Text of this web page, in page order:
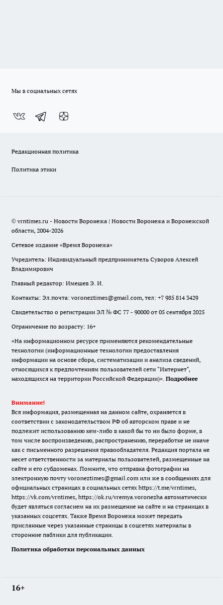
Мы в социальных сетях
Редакционная политика
Политика этики
© vrntimes.ru - Новости Воронежа | Новости Воронежа и Воронежской
области, 2004-2026
Сетевое издание «Время Воронежа»
Учредитель: Индивидуальный предприниматель Суворов Алексей
Владимирович
Главный редактор: Имешев Э. И.
Контакты: Эл.почта: voroneztimes@gmail.com, тел: +7 985 814 3429
Свидетельство о регистрации ЭЛ № ФС 77 - 90000 от 05 сентября 2025
Ограничение по возрасту: 16+
«На информационном ресурсе применяются рекомендательные
технологии (информационные технологии предоставления
информации на основе сбора, систематизации и анализа сведений,
относящихся к предпочтениям пользователей сети "Интернет",
находящихся на территории Российской Федерации)». Подробнее
Внимание!
Вся информация, размещенная на данном сайте, охраняется в
соответствии с законодательством РФ об авторском праве и не
подлежит использованию кем-либо в какой бы то ни было форме, в
том числе воспроизведению, распространению, переработке не иначе
как с письменного разрешения правообладателя. Редакция портала не
несет ответственности за материалы пользователей, размещенные на
сайте и его субдоменах. Помните, что отправка фотографии на
электронную почту voroneztimes@gmail.com или же в сообщениях для
официальных страницах в социальных сетях https://t.me/vrntimes,
https://vk.com/vrntimes, https://ok.ru/vremya.voronezha автоматически
будет являться согласием на их размещение на сайте и на страницах в
указанных соцсетях. Также Время Воронежа может передать
присланные через указанные страницы в соцсетях материалы в
сторонние паблики для публикации.
Политика обработки персональных данных
16+